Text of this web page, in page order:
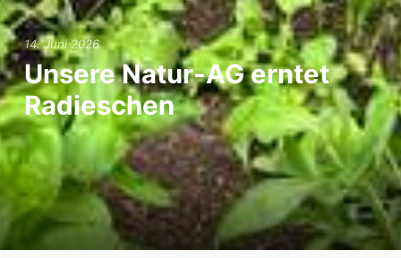
14. Juni 2026
Unsere Natur-AG erntet
Radieschen